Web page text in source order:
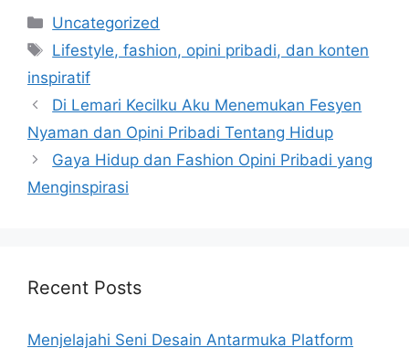
Categories
Uncategorized
Tags
Lifestyle, fashion, opini pribadi, dan konten
inspiratif
Di Lemari Kecilku Aku Menemukan Fesyen
Nyaman dan Opini Pribadi Tentang Hidup
Gaya Hidup dan Fashion Opini Pribadi yang
Menginspirasi
Recent Posts
Menjelajahi Seni Desain Antarmuka Platform